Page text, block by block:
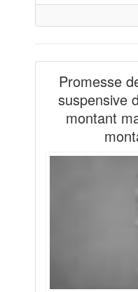
Promesse
suspensive
montant